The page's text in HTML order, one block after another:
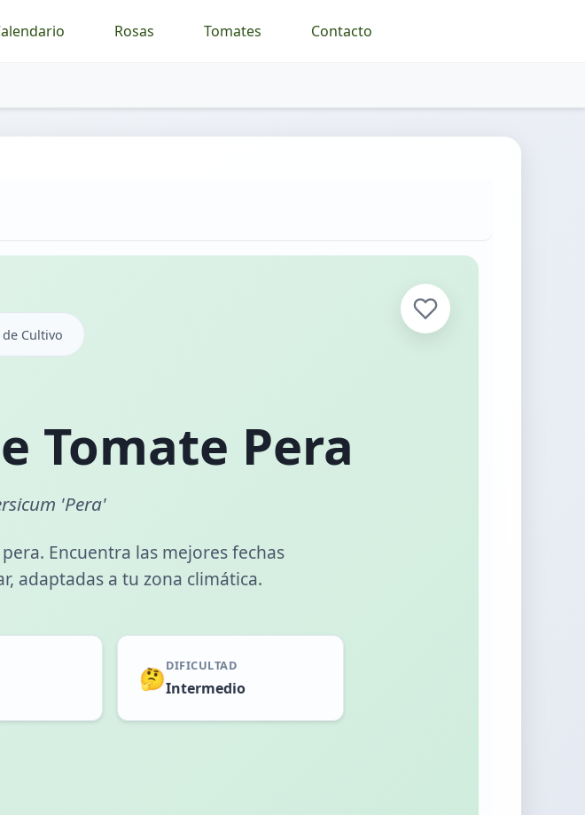
Rosas Tomates Contacto
Cultivo
Tomate Pera
'Pera'
Encuentra las mejores fechas
adaptadas a tu zona climática.
🤔DIFICULTAD
Intermedio